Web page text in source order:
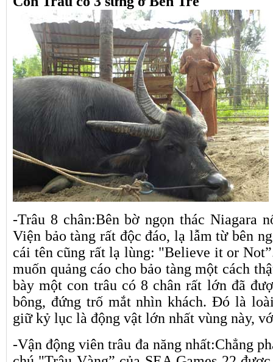
-Trâu 8 chân:Bên bờ ngọn thác Niagara
Viện bảo tàng rất độc đáo, lạ lẫm từ bên
cái tên cũng rất lạ lùng: "Believe it or
muốn quảng cáo cho bảo tàng một cách
bày một con trâu có 8 chân rất lớn đã
bông, đứng trố mắt nhìn khách. Đó là
giữ kỷ lục là động vật lớn nhất vùng này,
-Vận động viên trâu đa năng nhất:Chẳng